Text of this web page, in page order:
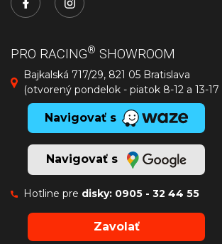
PRO RACING® SHOWROOM
Bajkalská 717/29, 821 05 Bratislava
(otvorený pondelok - piatok 8-12 a 13-17
Navigovať s
Navigovať s
Hotline pre disky: 0905 - 32 44 55
Zavolať